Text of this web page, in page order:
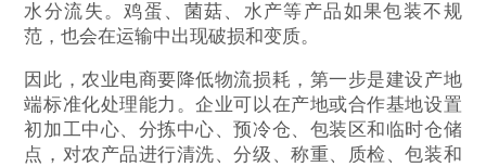
水分流失。鸡蛋、菌菇、水产等产品如果包装不规
范，也会在运输中出现破损和变质。
因此，农业电商要降低物流损耗，第一步是建设产地
端标准化处理能力。企业可以在产地或合作基地设置
初加工中心、分拣中心、预冷仓、包装区和临时仓储
点，对农产品进行清洗、分级、称重、质检、包装和